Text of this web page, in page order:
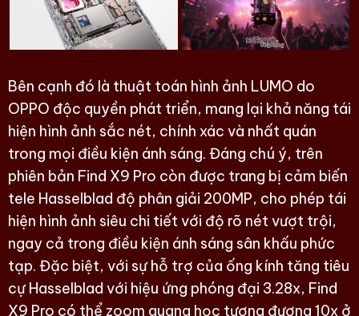
Bên cạnh đó là thuật toán hình ảnh LUMO do
OPPO độc quyền phát triển, mang lại khả năng tái
hiện hình ảnh sắc nét, chính xác và nhất quán
trong mọi điều kiện ánh sáng. Đáng chú ý, trên
phiên bản Find X9 Pro còn được trang bị cảm biến
tele Hasselblad độ phân giải 200MP, cho phép tái
hiện hình ảnh siêu chi tiết với độ rõ nét vượt trội,
ngay cả trong điều kiện ánh sáng sân khấu phức
tạp. Đặc biệt, với sự hỗ trợ của ống kính tăng tiêu
cự Hasselblad với hiệu ứng phóng đại 3.28x, Find
X9 Pro có thể zoom quang học tương đương 10x ở